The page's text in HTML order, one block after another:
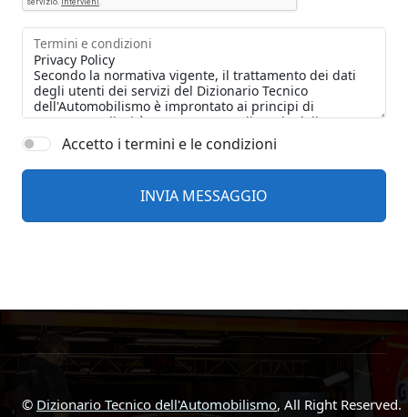
Termini e condizioni
Accetto i termini e le condizioni
© Dizionario Tecnico dell'Automobilismo, All Right Reserved.